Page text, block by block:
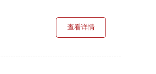
查看详情